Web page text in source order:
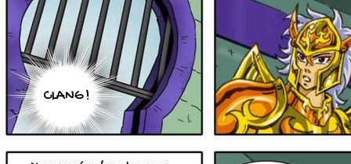
CLANG !